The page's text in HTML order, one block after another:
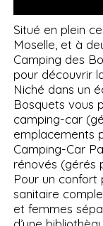
Situé en plein
Moselle, et à
Camping des
pour découvrir
Niché dans un
Bosquets vous
camping-car
emplacements
Camping-Car
rénovés (gérés
Pour un confort
sanitaire
et femmes